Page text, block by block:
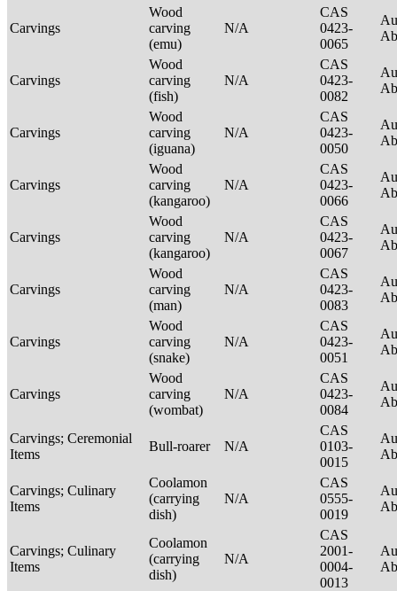
Carvings
Wood
carving
(emu)
N/A
CAS
0423-
0065
Carvings
Wood
carving
(fish)
N/A
CAS
0423-
0082
Carvings
Wood
carving
(iguana)
N/A
CAS
0423-
0050
Carvings
Wood
carving
(kangaroo)
N/A
CAS
0423-
0066
Carvings
Wood
carving
(kangaroo)
N/A
CAS
0423-
0067
Carvings
Wood
carving
(man)
N/A
CAS
0423-
0083
Carvings
Wood
carving
(snake)
N/A
CAS
0423-
0051
Carvings
Wood
carving
(wombat)
N/A
CAS
0423-
0084
Carvings; Ceremonial
Items
Bull-roarer N/A
CAS
0103-
0015
Carvings; Culinary
Items
Coolamon
(carrying
dish)
N/A
CAS
0555-
0019
Carvings; Culinary
Items
Coolamon
(carrying
dish)
N/A
CAS
2001-
0004-
0013